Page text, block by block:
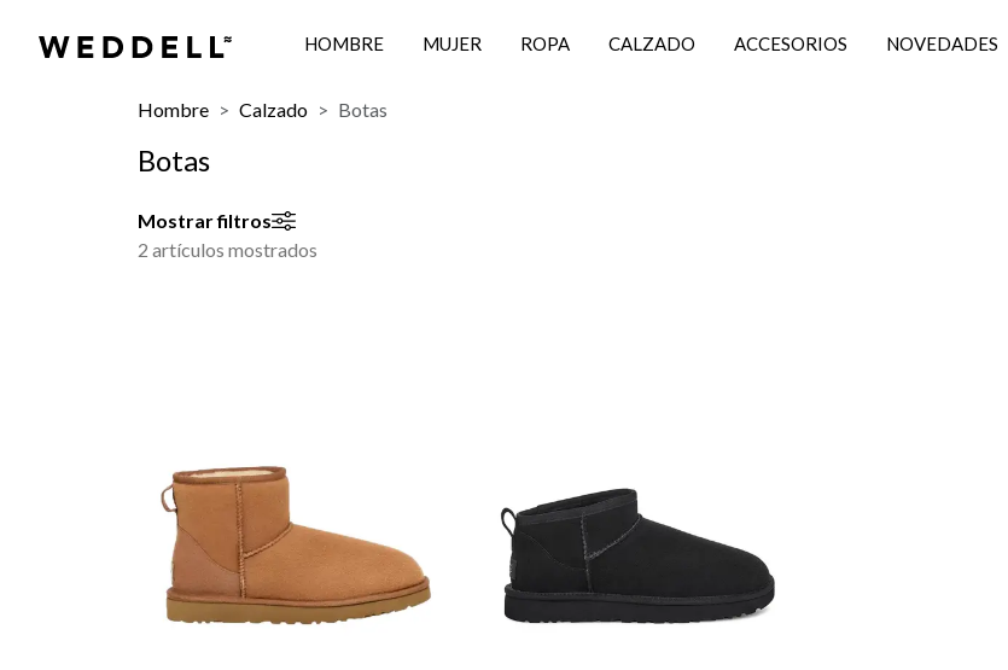
HOMBRE MUJER ROPA CALZADO ACCESORIOS NOVEDADES
Hombre Calzado Botas
Botas
Mostrar filtros
2 artículos mostrados